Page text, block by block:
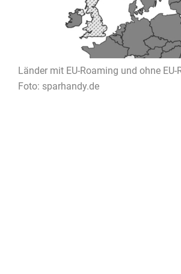
Länder mit EU-Roaming und ohne EU-
Foto: sparhandy.de